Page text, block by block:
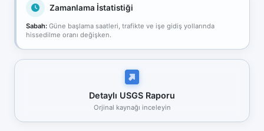
Zamanlama İstatistiği
Sabah: Güne başlama saatleri, trafikte ve işe gidiş yollarında
hissedilme oranı değişken.
Detaylı USGS Raporu
Orjinal kaynağı inceleyin